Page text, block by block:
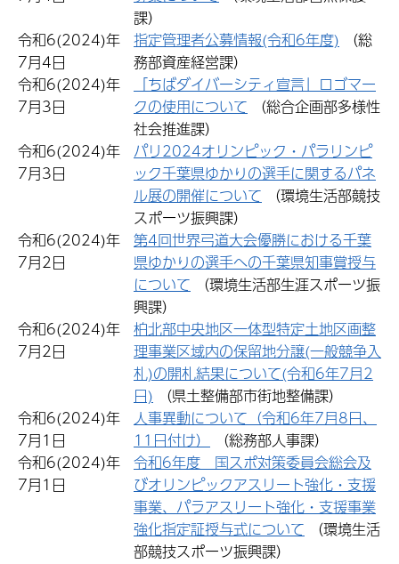
課）
令和6(2024)年
7月4日
指定管理者公募情報(令和6年度) （総
務部資産経営課）
令和6(2024)年
7月3日
「ちばダイバーシティ宣言」ロゴマー
クの使用について （総合企画部多様性
社会推進課）
令和6(2024)年
7月3日
パリ2024オリンピック・パラリンピ
ック千葉県ゆかりの選手に関するパネ
ル展の開催について （環境生活部競技
スポーツ振興課）
令和6(2024)年
7月2日
第4回世界弓道大会優勝における千葉
県ゆかりの選手への千葉県知事賞授与
について （環境生活部生涯スポーツ振
興課）
令和6(2024)年
7月2日
柏北部中央地区一体型特定土地区画整
理事業区域内の保留地分譲(一般競争入
札)の開札結果について(令和6年7月2
日) （県土整備部市街地整備課）
令和6(2024)年
7月1日
人事異動について（令和6年7月8日、
11日付け）
（総務部人事課）
令和6(2024)年
7月1日
令和6年度 国スポ対策委員会総会及
びオリンピックアスリート強化・支援
事業、パラアスリート強化・支援事業
強化指定証授与式について （環境生活
部競技スポーツ振興課）